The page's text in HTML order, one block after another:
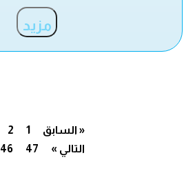
مزيد
« السابق 1
2
46
47 التالي »